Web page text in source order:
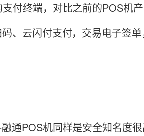
付终端，对比之前的POS机
、云闪付支付，交易电子签
通POS机同样是安全知名度